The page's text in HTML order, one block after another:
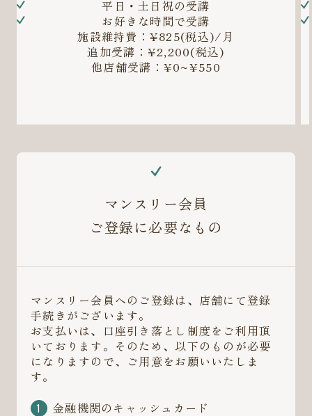
平日・土日祝の受講
お好きな時間で受講
施設維持費：¥825(税込)/月
追加受講：¥2,200(税込)
他店舗受講：¥0~¥550
マンスリー会員
ご登録に必要なもの
マンスリー会員へのご登録は、店舗にて登録
手続きがございます。
お支払いは、口座引き落とし制度をご利用頂
いております。そのため、以下のものが必要
になりますので、ご用意をお願いいたしま
す。
金融機関のキャッシュカード